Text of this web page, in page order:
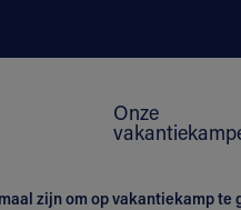
Onze
zijn om op vakantiekamp te